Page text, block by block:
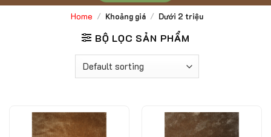
Home / Khoảng giá / Dưới 2 triệu
BỘ LỌC SẢN PHẨM